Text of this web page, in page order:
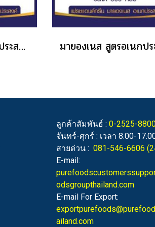
มายองเนส สูตรอเนกประสงค์ เฟรช & กรีน 10 ลัง แถม 2 ลัง
ลูกค้าสัมพันธ์ : 0-2525-
จันทร์-ศุกร์ : เวลา 8.00-
สายด่วน : 081-546-6606
E-mail:
odsgroupthailand.com
E-mail For Export:
ailand.com